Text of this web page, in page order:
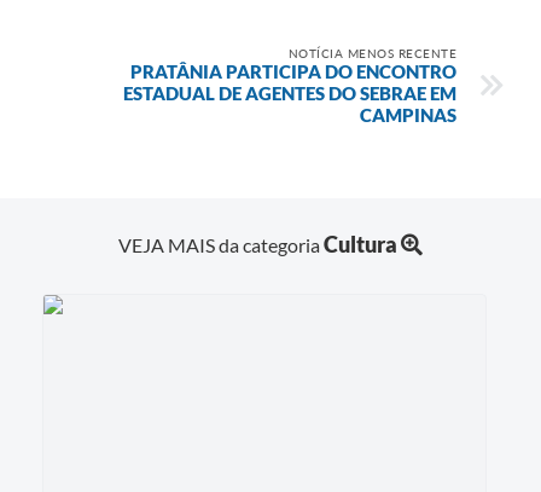
NOTÍCIA MENOS RECENTE
PRATÂNIA PARTICIPA DO ENCONTRO
ESTADUAL DE AGENTES DO SEBRAE EM
CAMPINAS
VEJA MAIS da categoriaCultura